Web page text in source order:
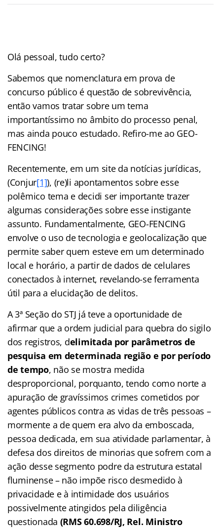
Olá pessoal, tudo certo?
Sabemos que nomenclatura em prova de
concurso público é questão de sobrevivência,
então vamos tratar sobre um tema
importantíssimo no âmbito do processo penal,
mas ainda pouco estudado. Refiro-me ao GEO-
FENCING!
Recentemente, em um site da notícias jurídicas,
(Conjur[1]), (re)li apontamentos sobre esse
polêmico tema e decidi ser importante trazer
algumas considerações sobre esse instigante
assunto. Fundamentalmente, GEO-FENCING
envolve o uso de tecnologia e geolocalização que
permite saber quem esteve em um determinado
local e horário, a partir de dados de celulares
conectados à internet, revelando-se ferramenta
útil para a elucidação de delitos.
A 3ª Seção do STJ já teve a oportunidade de
afirmar que a ordem judicial para quebra do sigilo
dos registros, delimitada por parâmetros de
pesquisa em determinada região e por período
de tempo, não se mostra medida
desproporcional, porquanto, tendo como norte a
apuração de gravíssimos crimes cometidos por
agentes públicos contra as vidas de três pessoas –
mormente a de quem era alvo da emboscada,
pessoa dedicada, em sua atividade parlamentar, à
defesa dos direitos de minorias que sofrem com a
ação desse segmento podre da estrutura estatal
fluminense – não impõe risco desmedido à
privacidade e à intimidade dos usuários
possivelmente atingidos pela diligência
questionada (RMS 60.698/RJ, Rel. Ministro